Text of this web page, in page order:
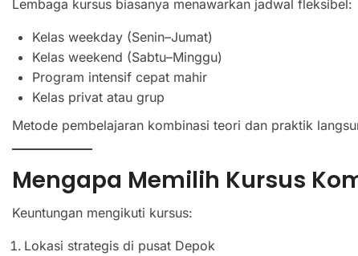
Lembaga kursus biasanya menawarkan jadwal fleksibel:
Kelas weekday (Senin–Jumat)
Kelas weekend (Sabtu–Minggu)
Program intensif cepat mahir
Kelas privat atau grup
Metode pembelajaran kombinasi teori dan praktik
Mengapa Memilih Kursus
Keuntungan mengikuti kursus:
Lokasi strategis di pusat Depok